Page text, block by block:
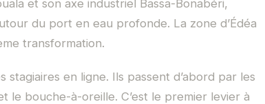
et son axe industriel Bassa-Bonabéri,
du port en eau profonde. La zone d’Édéa
transformation.
en ligne. Ils passent d’abord par les
le bouche-à-oreille. C’est le premier levier à